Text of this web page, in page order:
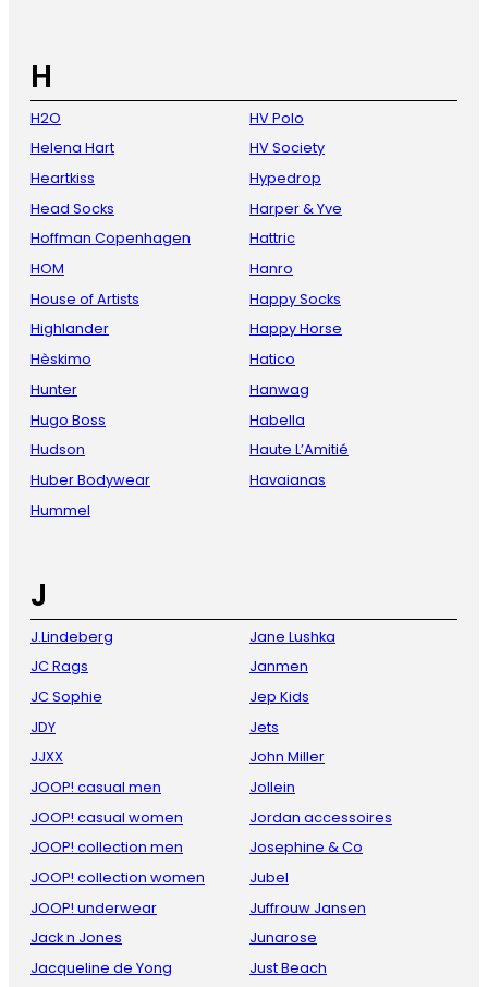
H
H2O
Helena Hart
Heartkiss
Head Socks
Hoffman Copenhagen
HOM
House of Artists
Highlander
Hèskimo
Hunter
Hugo Boss
Hudson
Huber Bodywear
Hummel
HV Polo
HV Society
Hypedrop
Harper & Yve
Hattric
Hanro
Happy Socks
Happy Horse
Hatico
Hanwag
Habella
Haute L’Amitié
Havaianas
J
J.Lindeberg
JC Rags
JC Sophie
JDY
JJXX
JOOP! casual men
JOOP! casual women
JOOP! collection men
JOOP! collection women
JOOP! underwear
Jack n Jones
Jacqueline de Yong
Jane Lushka
Janmen
Jep Kids
Jets
John Miller
Jollein
Jordan accessoires
Josephine & Co
Jubel
Juffrouw Jansen
Junarose
Just Beach